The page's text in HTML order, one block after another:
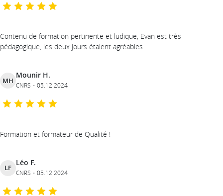
Contenu de formation pertinente et ludique, Evan est très
pédagogique, les deux jours étaient agréables
MH
Mounir H.
CNRS 05.12.2024
Formation et formateur de Qualité !
LF
Léo F.
CNRS 05.12.2024